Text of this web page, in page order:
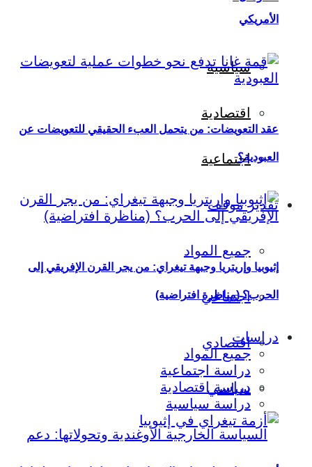
سياسية
اقتصادية
اجتماعية
تقدير موقف
جميع المواد
اجتماعي
اقتصادي
سياسي
الأمريكي
عقد التعويضات: من يتحمل العبء الحقيقي للتعويضات عن
العبودية؟
إثيوبيا وإريتريا وجبهة تيغراي: من يجر القرن الإفريقي إلى
الحرب؟ (مناظرة افتراضية)
دراسات
جميع المواد
دراسة اجتماعية
دراسة اقتصادية
دراسة سياسية